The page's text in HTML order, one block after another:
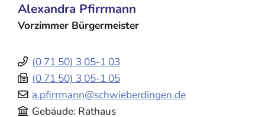
Alexandra Pfirrmann
Vorzimmer Bürgermeister
(0 71 50) 3 05-1 03
(0 71 50) 3 05-1 05
a.pfirrmann@schwieberdingen.de
Gebäude Rathaus